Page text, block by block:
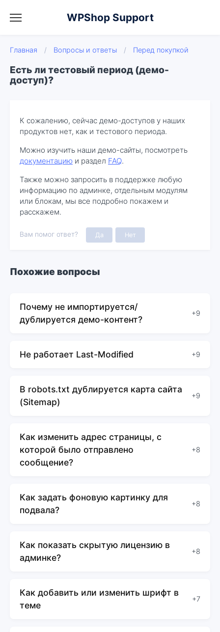
WPShop Support
Главная / Вопросы и ответы / Перед покупкой
Есть ли тестовый период (демо-
доступ)?
К сожалению, сейчас демо-доступов у наших
продуктов нет, как и тестового периода.
Можно изучить наши демо-сайты, посмотреть
документацию и раздел FAQ.
Также можно запросить в поддержке любую
информацию по админке, отдельным модулям
или блокам, мы все подробно покажем и
расскажем.
Вам помог ответ? Да Нет
Похожие вопросы
Почему не импортируется/
дублируется демо-контент?
+9
Не работает Last-Modified +9
В robots.txt дублируется карта сайта
(Sitemap)
+9
Как изменить адрес страницы, с
которой было отправлено
сообщение?
+8
Как задать фоновую картинку для
подвала?
+8
Как показать скрытую лицензию в
админке?
+8
Как добавить или изменить шрифт в
теме
+7